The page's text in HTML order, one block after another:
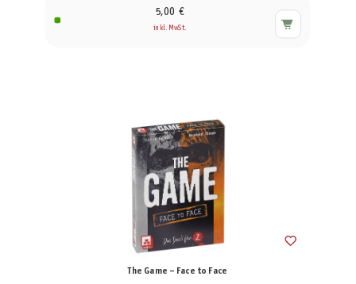
5,00 €
inkl. MwSt.
The Game – Face to Face